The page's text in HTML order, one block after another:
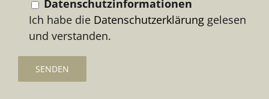
Datenschutzinformationen
Ich habe die Datenschutzerklärung gelesen
und verstanden.